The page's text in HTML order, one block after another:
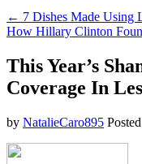
← 7 Dishes Made Using
How Hillary Clinton
This Year’s
Coverage In
by NatalieCaro895